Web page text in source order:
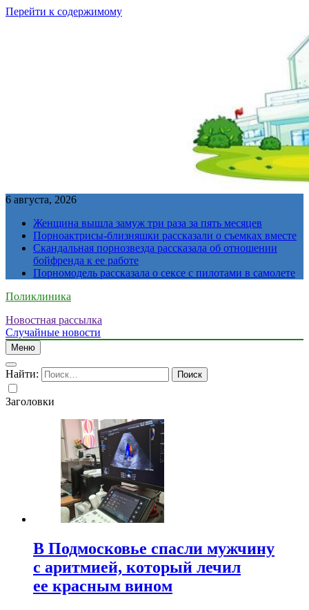
Перейти к содержимому
6 августа, 2026
Женщина вышла замуж три раза за пять месяцев
Порноактрисы-близняшки рассказали о съемках вместе
Скандальная порнозвезда рассказала об отношении
бойфренда к ее работе
Порномодель рассказала о сексе с пилотами в самолете
Поликлиника
Новостная рассылка
Случайные новости
Меню
Найти:
Заголовки
В Подмосковье спасли мужчину
с аритмией, который лечил
ее красным вином